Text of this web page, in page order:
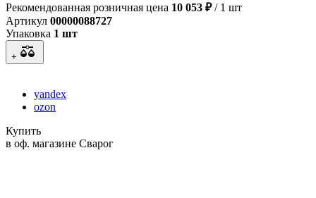
Рекомендованная розничная цена 10 053 ₽/ 1 шт
Артикул 00000088727
Упаковка 1 шт
+
yandex
ozon
Купить
в оф. магазине Сварог